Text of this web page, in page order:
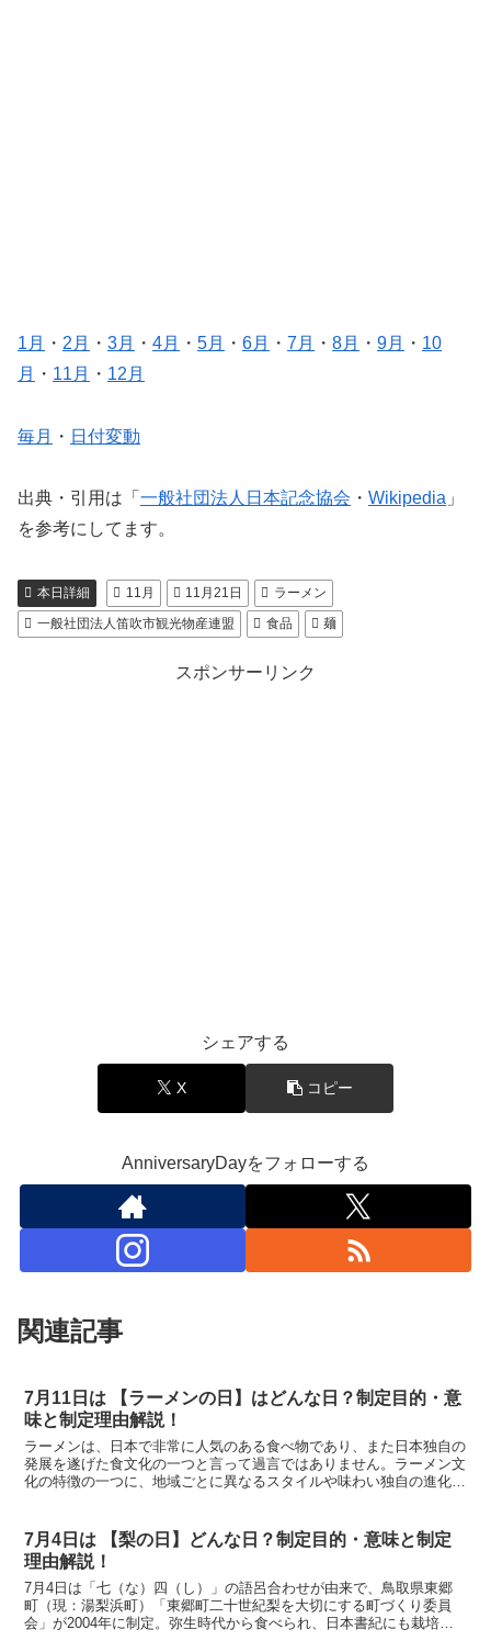
1月 ・ 2月 ・ 3月 ・ 4月 ・ 5月 ・ 6月 ・ 7月 ・ 8月 ・ 9月 ・ 10
月
・ 11月 ・ 12月
毎月 ・ 日付変動
出典・引用は「 一般社団法人日本記念協会 ・ Wikipedia 」
を参考にしてます。
本日詳細 11月 11月21日
ラーメン
一般社団法人笛吹市観光物産連盟
食品 麺
スポンサーリンク
シェアする
X コピー
AnniversaryDayをフォローする
関連記事
7月11日は 【ラーメンの日】はどんな日？制定目的・意
味と制定理由解説！
ラーメンは、日本で非常に人気のある食べ物であり、また日本独自の
発展を遂げた食文化の一つと言って過言ではありません。ラーメン文
化の特徴の一つに、地域ごとに異なるスタイルや味わい独自の進化を
7月4日は 【梨の日】どんな日？制定目的・意味と制定
理由解説！
7月4日は「七（な）四（し）」の語呂合わせが由来で、鳥取県東郷
町（現：湯梨浜町）「東郷町二十世紀梨を大切にする町づくり委員
会」が2004年に制定。弥生時代から食べられ、日本書紀にも栽培技